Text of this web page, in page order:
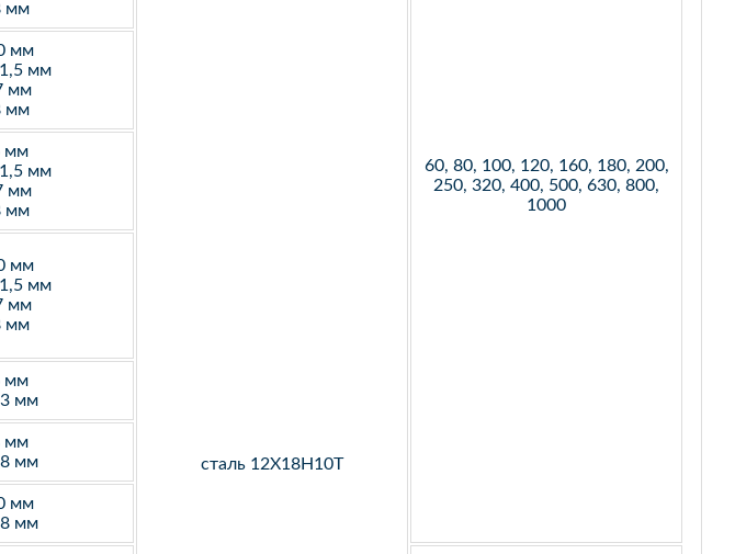
сталь 12Х18Н10Т
60, 80, 100, 120, 160, 180, 200,
250, 320, 400, 500, 630, 800,
1000
мм
мм
мм
мм
мм
мм
мм
мм
мм
мм
мм
мм
мм
мм
мм
мм
мм
мм
мм